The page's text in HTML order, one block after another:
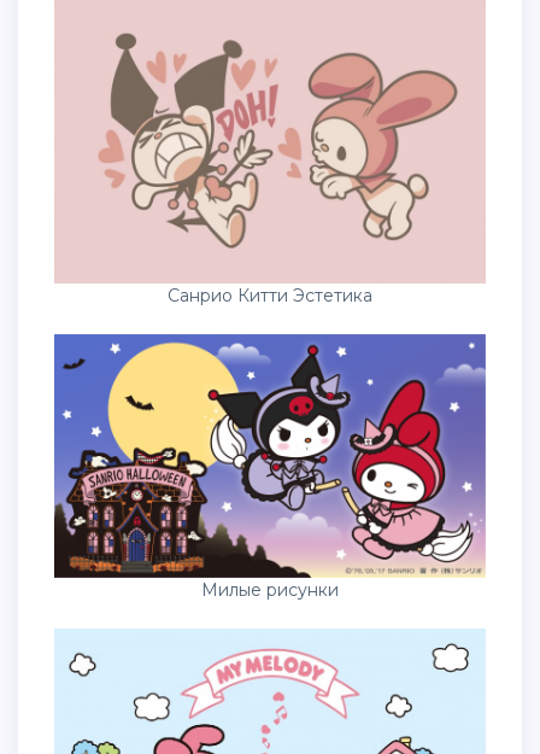
Санрио Китти Эстетика
Милые рисунки